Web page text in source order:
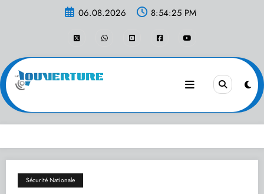
06.08.2026 8:54:25 PM
Sécurité Nationale